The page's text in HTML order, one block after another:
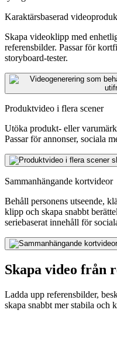
Karaktärsbaserad
Skapa videoklipp med
referensbilder. Passar för
storyboard-tester.
Produktvideo i flera scener
Utöka produkt- eller
Passar för annonser, sociala
Sammanhängande kortvideor
Behåll personens utseende,
klipp och skapa snabbt
seriebaserat innehåll för
Skapa video från
Ladda upp referensbilder,
skapa snabbt mer stabila och